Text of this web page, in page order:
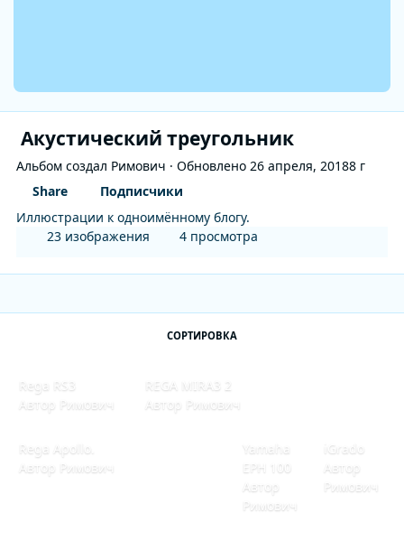
Акустический треугольник
Альбом создал Римович · Обновлено26 апреля, 20188 г
Share
Подписчики
Иллюстрации к одноимённому блогу.
23 изображения
4 просмотра
СОРТИРОВКА
Rega RS3
Автор
Римович
REGA MIRA3 2
Автор
Римович
Rega Apollo.
Автор
Римович
Yamaha
EPH 100
Автор
Римович
iGrado
Автор
Римович